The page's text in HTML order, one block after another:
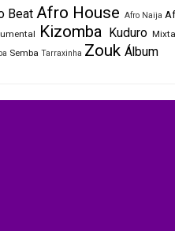
Beat Afro House Afro Naija
Kizomba Kuduro
Semba Tarraxinha Zouk Álbum